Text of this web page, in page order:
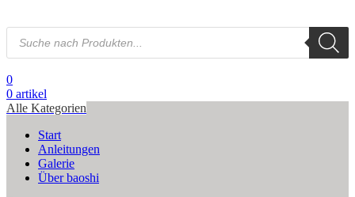
Products
search
0
0 artikel
Alle Kategorien
Start
Anleitungen
Galerie
Über baoshi